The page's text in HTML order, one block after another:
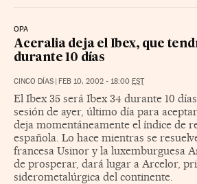
OPA
Aceralia deja el Ibex, que
durante 10 días
CINCO DÍAS | FEB 10, 2002 - 18:00 EST
El Ibex 35 será Ibex 34 durante 10
sesión de ayer, último día para
deja momentáneamente el índice de
española. Lo hace mientras se
francesa Usinor y la luxemburguesa
de prosperar, dará lugar a Arcelor,
siderometalúrgica del continente.